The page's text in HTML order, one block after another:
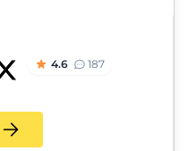
4.6 187